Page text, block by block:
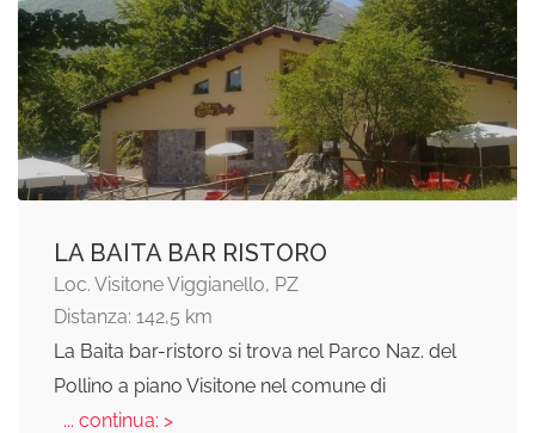
LA BAITA BAR RISTORO
Loc. Visitone Viggianello, PZ
Distanza: 142,5 km
La Baita bar-ristoro si trova nel Parco Naz. del
Pollino a piano Visitone nel comune di
... continua: >